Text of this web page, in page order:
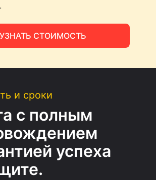
УЗНАТЬ СТОИМОСТЬ
и сроки
с полным
успеха